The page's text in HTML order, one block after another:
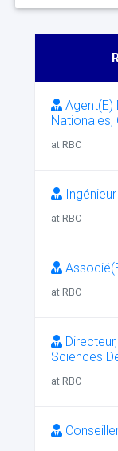
Agent(E)
Nationales,
at RBC
at RBC
at RBC
Sciences
at RBC